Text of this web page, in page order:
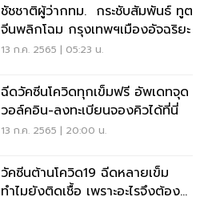
ชัชชาติผู้ว่ากทม. กระชับสัมพันธ์ ทูต
จีนพลิกโฉม กรุงเทพฯเมืองอัจฉริยะ
13 ก.ค. 2565 | 05:23 น.
ฉีดวัคซีนโควิดทุกเข็มฟรี อัพเดทจุด
วอล์คอิน-ลงทะเบียนจองคิวได้ที่นี่
13 ก.ค. 2565 | 20:00 น.
วัคซีนต้านโควิด19 ฉีดหลายเข็ม
ทำไมยังติดเชื้อ เพราะอะไรจึงต้อง